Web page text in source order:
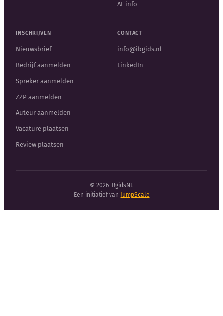
AI-info
INSCHRIJVEN
Nieuwsbrief
Bedrijf aanmelden
Spreker aanmelden
ZZP aanmelden
Auteur aanmelden
Vacature plaatsen
Review plaatsen
CONTACT
info@ibgids.nl
LinkedIn
© 2026 IBgidsNL
Een initiatief van JumpScale